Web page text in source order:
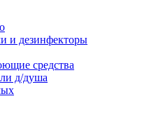
и дезинфекторы
средства
д/душа